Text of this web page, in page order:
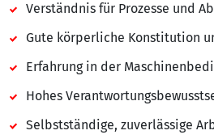
Verständnis für Prozesse und
Gute körperliche Konstitution
Erfahrung in der
Hohes
Selbstständige, zuverlässige